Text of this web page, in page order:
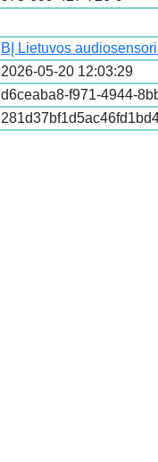
BĮ Lietuvos
2026-05-20 12:03:29
d6ceaba8-f971-4944-